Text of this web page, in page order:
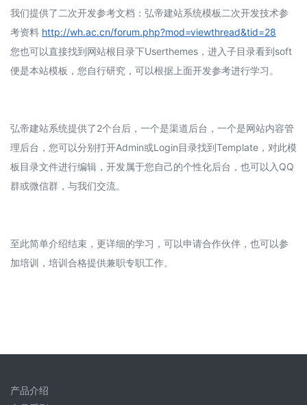
我们提供了二次开发参考文档：弘帝建站系统模板二次开发技术参
考资料 http://wh.ac.cn/forum.php?mod=viewthread&tid=28
您也可以直接找到网站根目录下Userthemes，进入子目录看到soft
便是本站模板，您自行研究，可以根据上面开发参考进行学习。
弘帝建站系统提供了2个台后，一个是渠道后台，一个是网站内容管
理后台，您可以分别打开Admin或Login目录找到Template，对此模
板目录文件进行编辑，开发属于您自己的个性化后台，也可以入QQ
群或微信群，与我们交流。
至此简单介绍结束，更详细的学习，可以申请合作伙伴，也可以参
加培训，培训合格提供兼职专职工作。
产品介绍